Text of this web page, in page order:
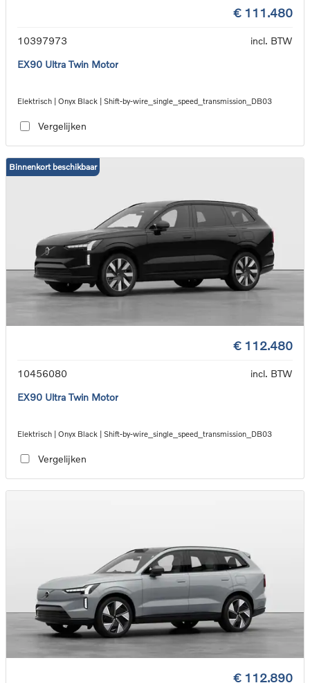
€ 111.480
10397973
incl. BTW
EX90 Ultra Twin Motor
Elektrisch | Onyx Black | Shift-by-wire_single_speed_transmission_DB03
Vergelijken
Binnenkort beschikbaar
€ 112.480
10456080
incl. BTW
EX90 Ultra Twin Motor
Elektrisch | Onyx Black | Shift-by-wire_single_speed_transmission_DB03
Vergelijken
€ 112.890